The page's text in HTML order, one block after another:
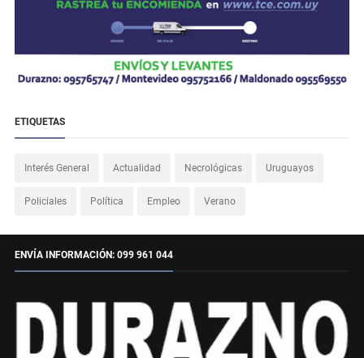
ETIQUETAS
Interés General Actualidad Necrológicas Uruguayos
Policiales Política Empleo Verano
ENVÍA INFORMACIÓN: 099 961 044